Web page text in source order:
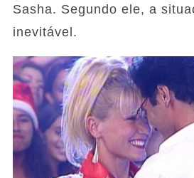
Sasha. Segundo ele, a
inevitável.